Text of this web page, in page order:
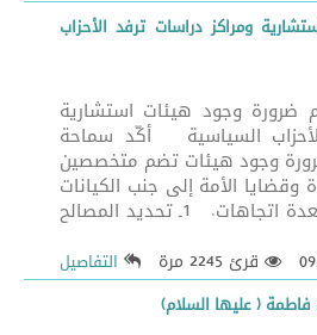
ومراكز دراسات ترفد الأحزاب
ضرورة وجود هيئات استشارية
السياسية أكّد سماحة
وجود هيئات تضم متخصصين
الأمة إلى جنب الكيانات
السياسية لرفد عملها بعدة اتجاهات. 1ـ تحديد المصالح
قرئ 2245 مرة
التفاصيل
فاطمة ( عليها السلام)